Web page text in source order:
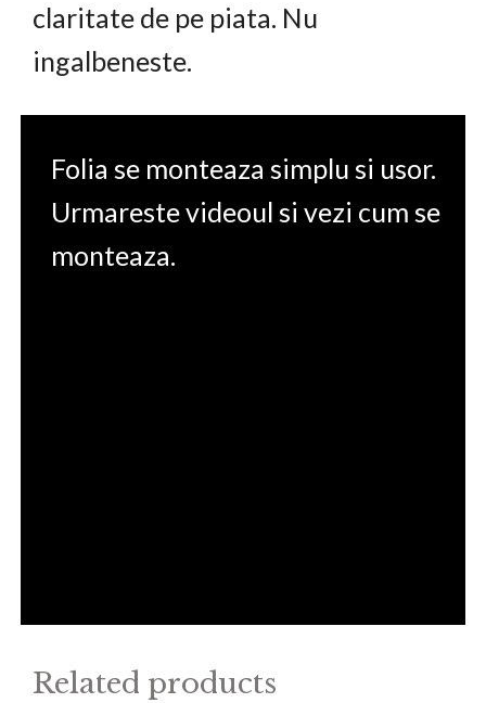
claritate de pe piata. Nu
ingalbeneste.
Folia se monteaza simplu si usor.
Urmareste videoul si vezi cum se
monteaza.
Related products